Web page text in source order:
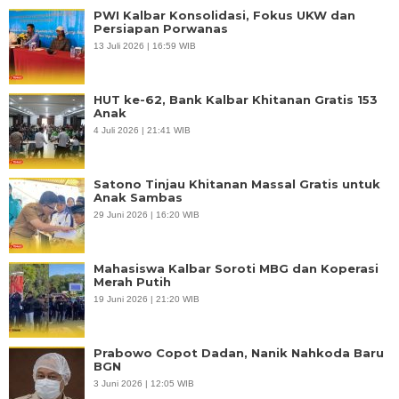
PWI Kalbar Konsolidasi, Fokus UKW dan
Persiapan Porwanas
13 Juli 2026 | 16:59 WIB
HUT ke-62, Bank Kalbar Khitanan Gratis 153
Anak
4 Juli 2026 | 21:41 WIB
Satono Tinjau Khitanan Massal Gratis untuk
Anak Sambas
29 Juni 2026 | 16:20 WIB
Mahasiswa Kalbar Soroti MBG dan Koperasi
Merah Putih
19 Juni 2026 | 21:20 WIB
Prabowo Copot Dadan, Nanik Nahkoda Baru
BGN
3 Juni 2026 | 12:05 WIB